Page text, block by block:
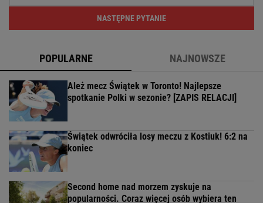
NASTĘPNE PYTANIE
POPULARNE NAJNOWSZE
Ależ mecz Świątek w Toronto! Najlepsze
spotkanie Polki w sezonie? [ZAPIS RELACJI]
Świątek odwróciła losy meczu z Kostiuk! 6:2 na
koniec
Second home nad morzem zyskuje na
popularności. Coraz więcej osób wybiera ten